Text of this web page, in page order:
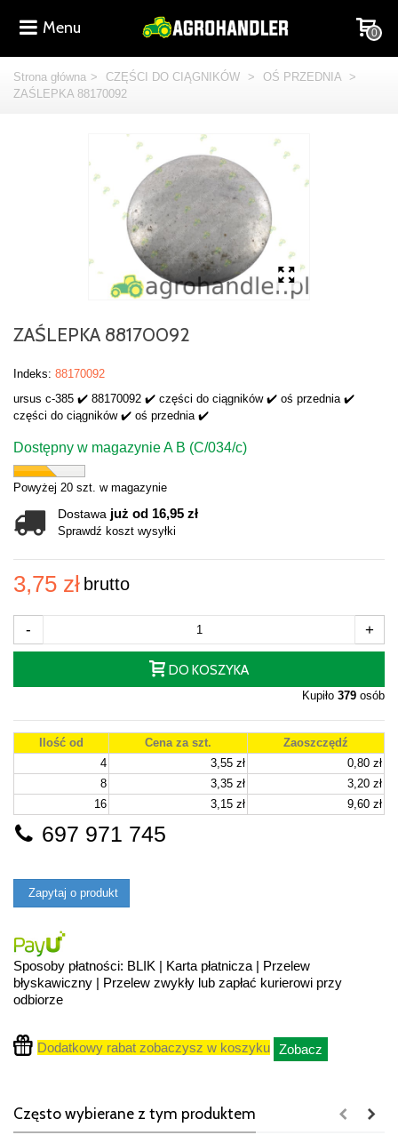
Menu 0
Strona główna > CZĘŚCI DO CIĄGNIKÓW > OŚ PRZEDNIA
>
ZAŚLEPKA 88170092
ZAŚLEPKA 88170092
Indeks: 88170092
ursus c-385 ✔️ 88170092 ✔️ części do ciągników ✔️ oś przednia ✔️
części do ciągników ✔️ oś przednia ✔️
Dostępny w magazynie A B (C/034/c)
Powyżej 20 szt. w magazynie
Dostawa już od 16,95 zł
Sprawdź koszt wysyłki
3,75 zł brutto
- +
DO KOSZYKA
Kupiło 379 osób
Ilość od Cena za szt.
Zaoszczędź
4
3,55 zł
0,80 zł
8
3,35 zł
3,20 zł
16
3,15 zł 9,60 zł
697 971 745
Zapytaj o produkt
Sposoby płatności: BLIK | Karta płatnicza | Przelew
błyskawiczny | Przelew zwykły lub zapłać kurierowi przy
odbiorze
Dodatkowy rabat zobaczysz w koszyku Zobacz
Często wybierane z tym produktem